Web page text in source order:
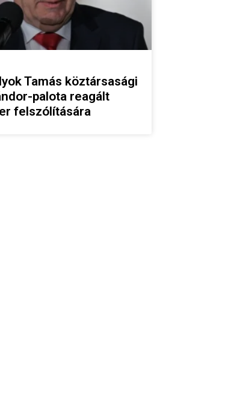
Tamás köztársasági
palota reagált
felszólítására